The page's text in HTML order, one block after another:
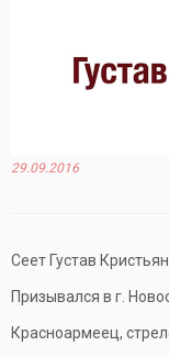
29.09.2016
Сеет Густав
Призывался в г.
Красноармеец,